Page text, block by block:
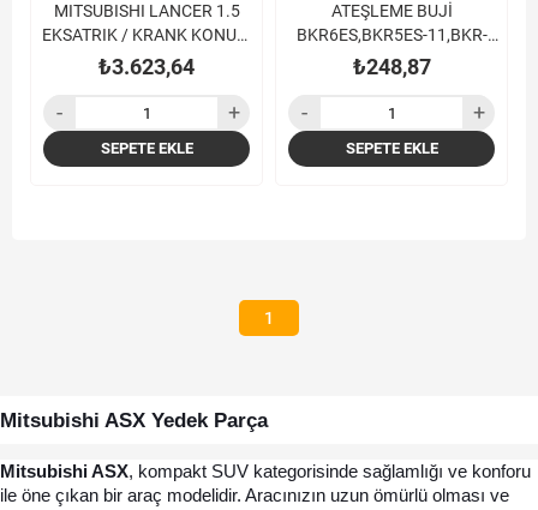
MITSUBISHI LANCER 1.5
EKSATRIK / KRANK KONUM
SENSORU 08- / ASX 1.6 10- /
COLT 04-
₺3.623,64
SEPETE EKLE
ATEŞLEME BUJİ
BKR6ES,BKR5ES-11,BKR-
GAS
₺248,87
SEPETE EKLE
1
Mitsubishi ASX Yedek Parça
Mitsubishi ASX, kompakt SUV kategorisinde sağlamlığı ve konforu
ile öne çıkan bir araç modelidir. Aracınızın uzun ömürlü olması ve